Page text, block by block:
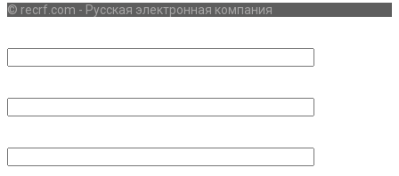
© recrf.com - Русская электронная компания